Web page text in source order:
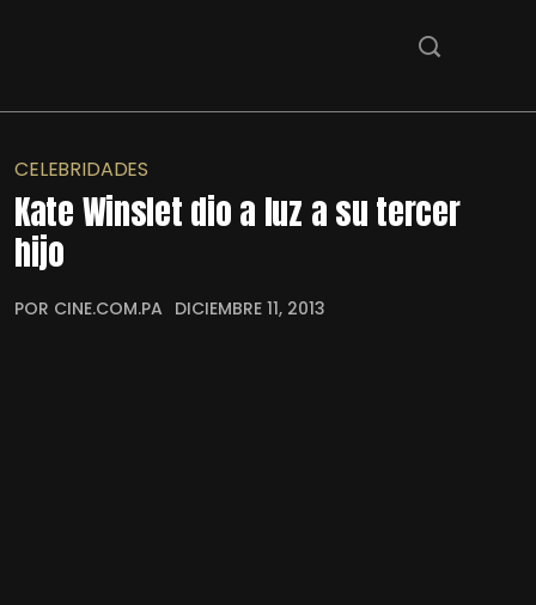
CELEBRIDADES
Kate Winslet dio a luz a su tercer
hijo
POR CINE.COM.PA DICIEMBRE 11, 2013